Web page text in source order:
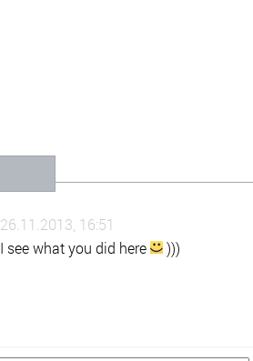
26.11.2013, 16:51
I see what you did here
)))